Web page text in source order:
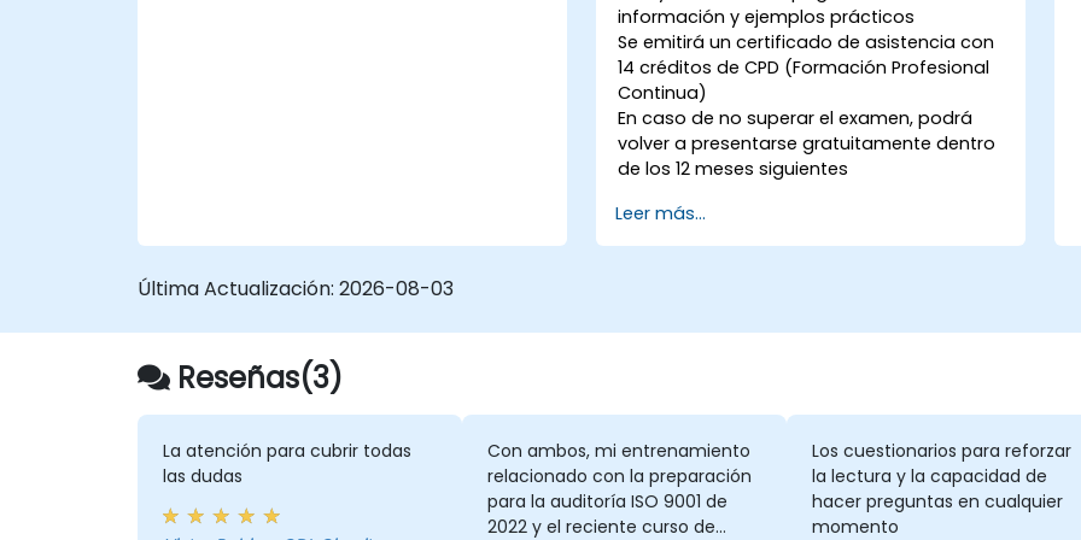
información y ejemplos prácticos
Se emitirá un certificado de asistencia con
14 créditos de CPD (Formación Profesional
Continua)
En caso de no superar el examen, podrá
volver a presentarse gratuitamente dentro
de los 12 meses siguientes
Leer más...
Última Actualización: 2026-08-03
Reseñas(3)
La atención para cubrir todas
las dudas
Con ambos, mi entrenamiento
relacionado con la preparación
para la auditoría ISO 9001 de
2022 y el reciente curso de
Los cuestionarios para reforzar
la lectura y la capacidad de
hacer preguntas en cualquier
momento